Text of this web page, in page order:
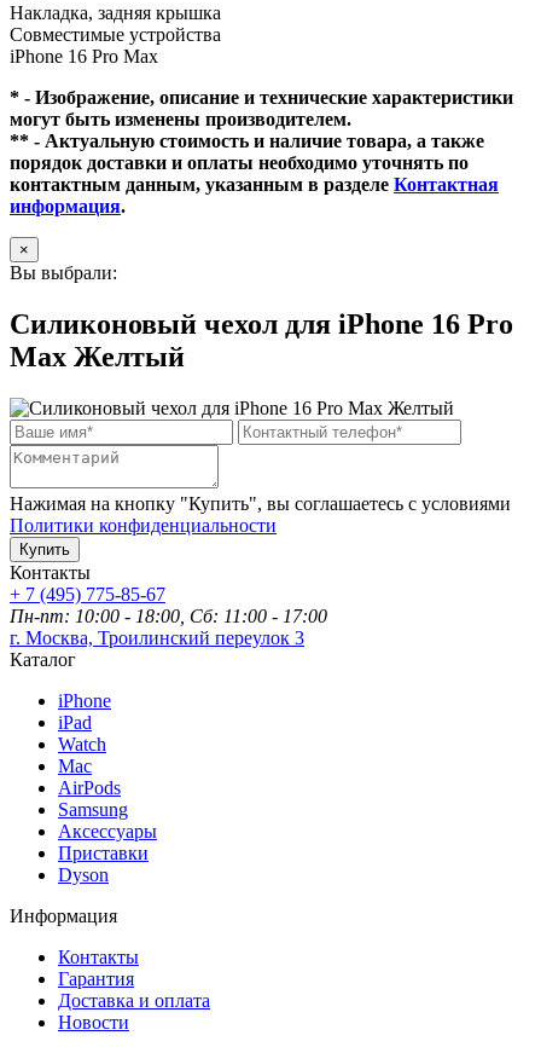
Накладка, задняя крышка
Совместимые устройства
iPhone 16 Pro Max
* - Изображение, описание и технические характеристики
могут быть изменены производителем.
** - Актуальную стоимость и наличие товара, а также
порядок доставки и оплаты необходимо уточнять по
контактным данным, указанным в разделе Контактная
информация.
×
Вы выбрали:
Силиконовый чехол для iPhone 16 Pro
Max Желтый
Нажимая на кнопку "Купить", вы соглашаетесь с условиями
Политики конфиденциальности
Купить
Контакты
+ 7 (495) 775-85-67
Пн-пт: 10:00 - 18:00, Сб: 11:00 - 17:00
г. Москва, Троилинский переулок 3
Каталог
iPhone
iPad
Watch
Mac
AirPods
Samsung
Аксессуары
Приставки
Dyson
Информация
Контакты
Гарантия
Доставка и оплата
Новости